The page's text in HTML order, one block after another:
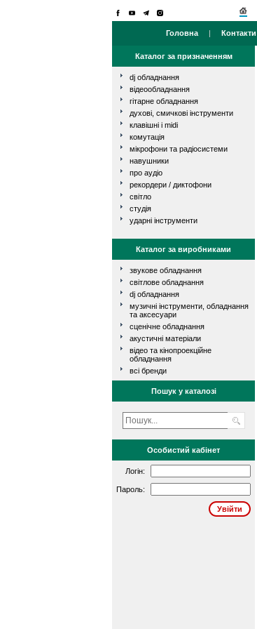
Головна | Контакти
Каталог за призначенням
dj обладнання
відеообладнання
гітарне обладнання
духові, смичкові інструменти
клавішні і midi
комутація
мікрофони та радіосистеми
навушники
про аудіо
рекордери / диктофони
світло
студія
ударні інструменти
Каталог за виробниками
звукове обладнання
світлове обладнання
dj обладнання
музичні інструменти, обладнання
та аксесуари
сценічне обладнання
акустичні матеріали
відео та кінопроекційне
обладнання
всі бренди
Пошук у каталозі
Особистий кабінет
Логін:
Пароль: